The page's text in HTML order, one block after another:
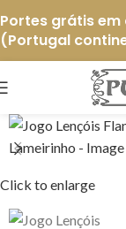
Portes grátis
(Portugal
Click to enlarge